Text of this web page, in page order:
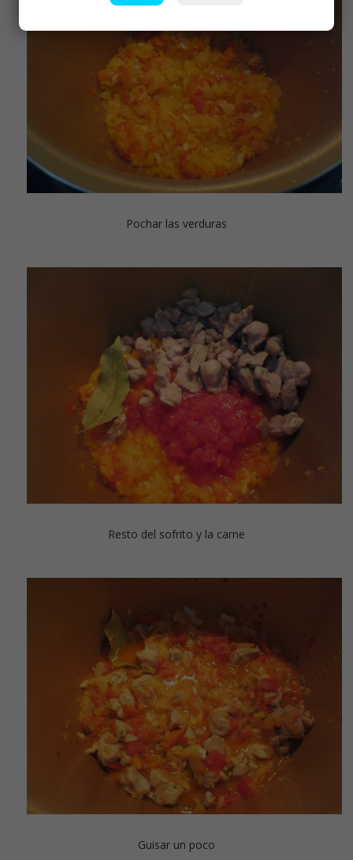
Pochar las verduras
Resto del sofrito y la carne
Guisar un poco